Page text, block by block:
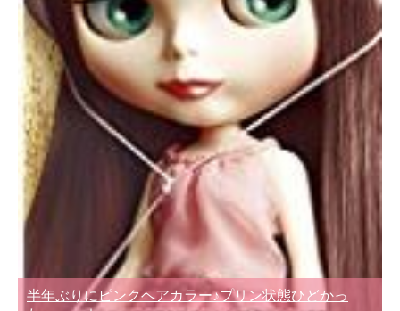
半年ぶりにピンクヘアカラー♪プリン状態ひどかっ